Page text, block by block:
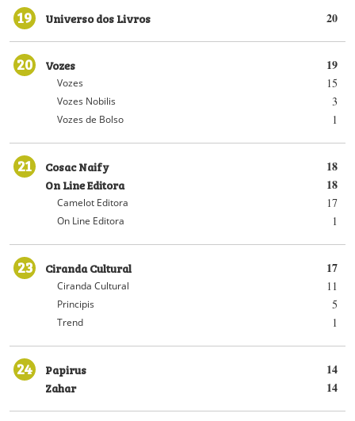
19 20
Universo dos Livros
20 19
Vozes
15
Vozes
3
Vozes Nobilis
1
Vozes de Bolso
21 18
Cosac Naify
18
On Line Editora
17
Camelot Editora
1
On Line Editora
23 17
Ciranda Cultural
11
Ciranda Cultural
5
Principis
1
Trend
24 14
Papirus
14
Zahar